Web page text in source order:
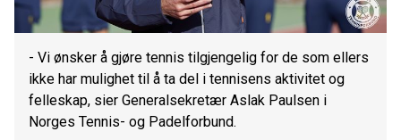
- Vi ønsker å gjøre tennis tilgjengelig for de som ellers
ikke har mulighet til å ta del i tennisens aktivitet og
felleskap, sier Generalsekretær Aslak Paulsen i
Norges Tennis- og Padelforbund.